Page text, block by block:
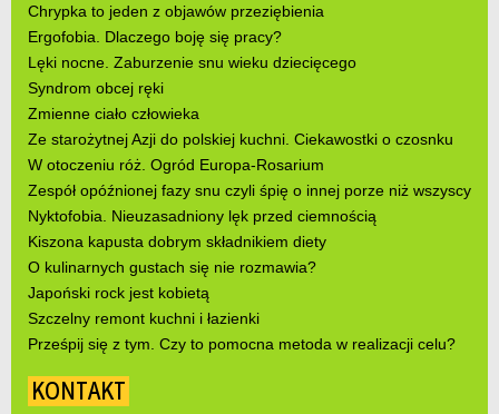
Chrypka to jeden z objawów przeziębienia
Ergofobia. Dlaczego boję się pracy?
Lęki nocne. Zaburzenie snu wieku dziecięcego
Syndrom obcej ręki
Zmienne ciało człowieka
Ze starożytnej Azji do polskiej kuchni. Ciekawostki o czosnku
W otoczeniu róż. Ogród Europa-Rosarium
Zespół opóźnionej fazy snu czyli śpię o innej porze niż wszyscy
Nyktofobia. Nieuzasadniony lęk przed ciemnością
Kiszona kapusta dobrym składnikiem diety
O kulinarnych gustach się nie rozmawia?
Japoński rock jest kobietą
Szczelny remont kuchni i łazienki
Prześpij się z tym. Czy to pomocna metoda w realizacji celu?
KONTAKT